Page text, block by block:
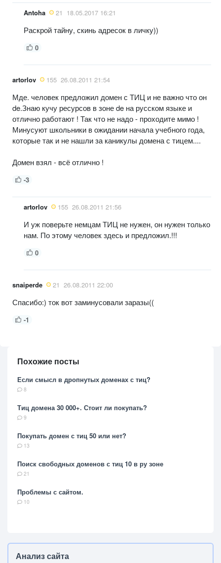
Antoha 21 18.05.2017 16:21
Раскрой тайну, скинь адресок в личку))
0
artorlov 155 26.08.2011 21:54
Мде. человек предложил домен с ТИЦ и не важно что он
de.Знаю кучу ресурсов в зоне de на русском языке и
отлично работают ! Так что не надо - проходите мимо !
Минусуют школьники в ожидании начала учебного года,
которые так и не нашли за каникулы домена с тицем....
Домен взял - всё отлично !
-3
artorlov 155 26.08.2011 21:56
И уж поверьте немцам ТИЦ не нужен, он нужен только
нам. По этому человек здесь и предложил.!!!
0
snaiperde 21 26.08.2011 22:00
Спасибо:) ток вот заминусовали заразы((
-1
Похожие посты
Если смысл в дропнутых доменах с тиц?
8
Тиц домена 30 000+. Стоит ли покупать?
9
Покупать домен с тиц 50 или нет?
13
Поиск свободных доменов с тиц 10 в ру зоне
21
Проблемы с сайтом.
10
Анализ сайта